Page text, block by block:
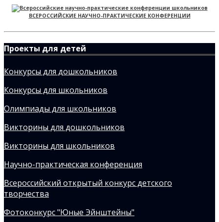
ВСЕРОССИЙСКИЕ НАУЧНО-ПРАКТИЧЕСКИЕ КОНФЕРЕНЦИИ
Проекты для детей
Конкурсы для дошкольников
Конкурсы для школьников
Олимпиады для школьников
Викторины для дошкольников
Викторины для школьников
Научно-практическая конференция
Всероссийский открытый конкурс детского
творчества
Фотоконкурс "Юные Эйнштейны"